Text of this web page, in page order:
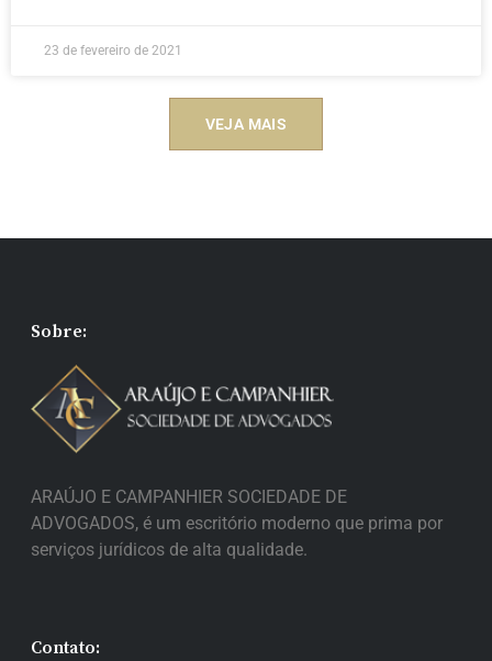
23 de fevereiro de 2021
VEJA MAIS
Sobre:
ARAÚJO E CAMPANHIER SOCIEDADE DE
ADVOGADOS, é um escritório moderno que prima por
serviços jurídicos de alta qualidade.
Contato: